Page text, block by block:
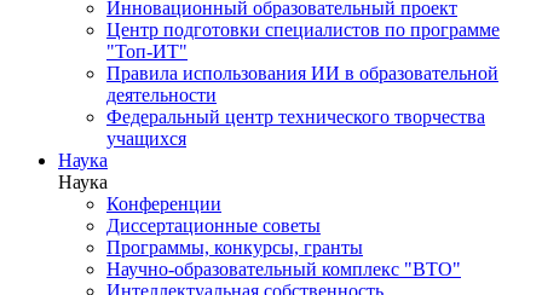
Инновационный образовательный проект
Центр подготовки специалистов по программе
"Топ-ИТ"
Правила использования ИИ в образовательной
деятельности
Федеральный центр технического творчества
учащихся
Наука
Наука
Конференции
Диссертационные советы
Программы, конкурсы, гранты
Научно-образовательный комплекс "ВТО"
Интеллектуальная собственность